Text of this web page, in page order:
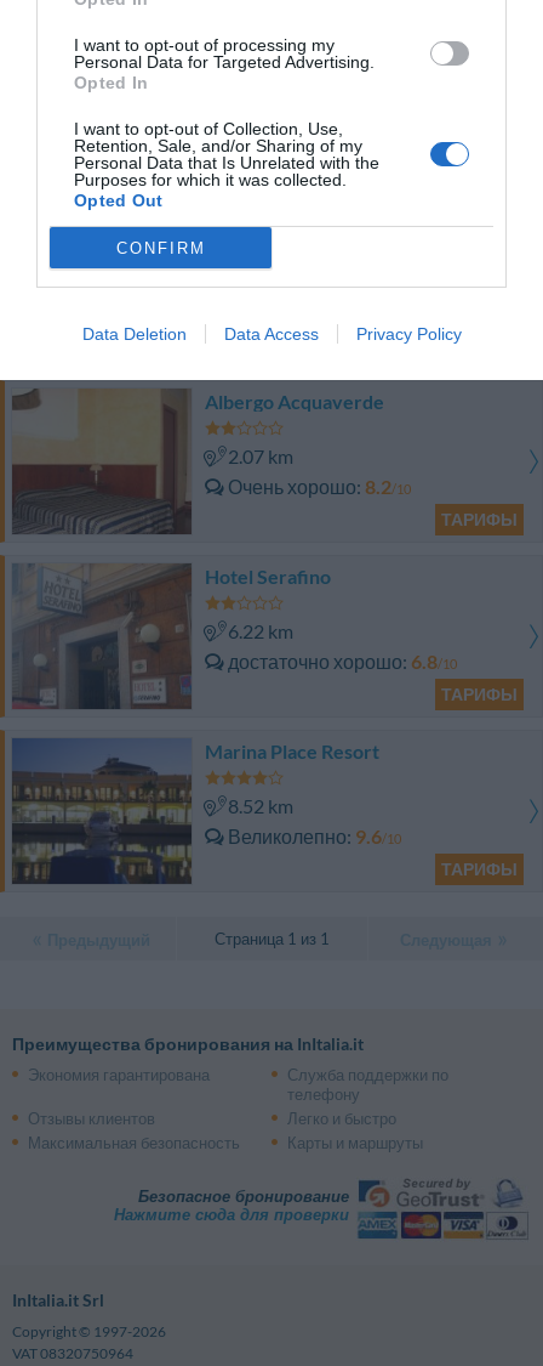
I want to opt-out of processing my
Personal Data for Targeted Advertising.
Opted In
I want to opt-out of Collection, Use,
Retention, Sale, and/or Sharing of my
Personal Data that Is Unrelated with the
Purposes for which it was collected.
Opted Out
CONFIRM
Data Deletion Data Access Privacy Policy
ТАРИФЫ
Этот отель предлагает СПЕЦИАЛЬНЫЕ ТАРИФЫ InItalia Club!
Hotel Armonia
1.82 km
ТАРИФЫ
Albergo Acquaverde
2.07 km
Очень хорошо 8.2/10
ТАРИФЫ
Hotel Serafino
6.22 km
достаточно хорошо 6.8/10
ТАРИФЫ
Marina Place Resort
8.52 km
Великолепно 9.6/10
ТАРИФЫ
Страница 1 из 1
Преимущества бронирования на InItalia.it
Экономия гарантирована
Служба поддержки по
телефону
Отзывы клиентов
Легко и быстро
Максимальная безопасность
Карты и маршруты
Безопасное бронирование
Нажмите сюда для проверки
InItalia.it Srl
Copyright © 1997-2026
VAT 08320750964